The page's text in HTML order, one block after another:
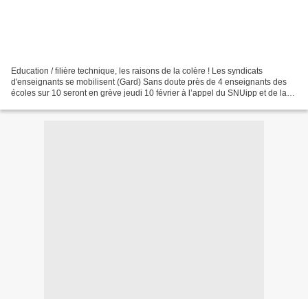
Education / filière technique, les raisons de la colère ! Les syndicats
d'enseignants se mobilisent (Gard) Sans doute près de 4 enseignants des
écoles sur 10 seront en grève jeudi 10 février à l’appel du SNUipp et de la